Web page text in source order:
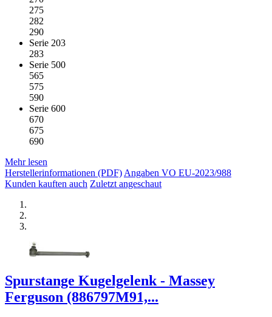
275
282
290
Serie 203
283
Serie 500
565
575
590
Serie 600
670
675
690
Mehr lesen
Herstellerinformationen (PDF)Angaben VO EU-2023/988
Kunden kauften auch Zuletzt angeschaut
Spurstange Kugelgelenk - Massey
Ferguson (886797M91,...